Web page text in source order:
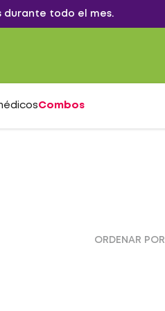
durante todo el mes.
Combos
ORDENAR POR